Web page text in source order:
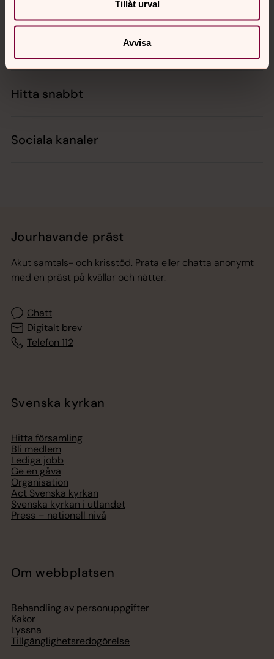
Tillåt urval
Avvisa
Hitta snabbt
Sociala kanaler
Jourhavande präst
Akut samtals- och krisstöd. Prata eller chatta anonymt
med en präst på kvällar och nätter.
Chatt
Digitalt brev
Telefon 112
Svenska kyrkan
Hitta församling
Bli medlem
Lediga jobb
Ge en gåva
Organisation
Act Svenska kyrkan
Svenska kyrkan i utlandet
Press – nationell nivå
Om webbplatsen
Behandling av personuppgifter
Kakor
Lyssna
Tillgänglighetsredogörelse